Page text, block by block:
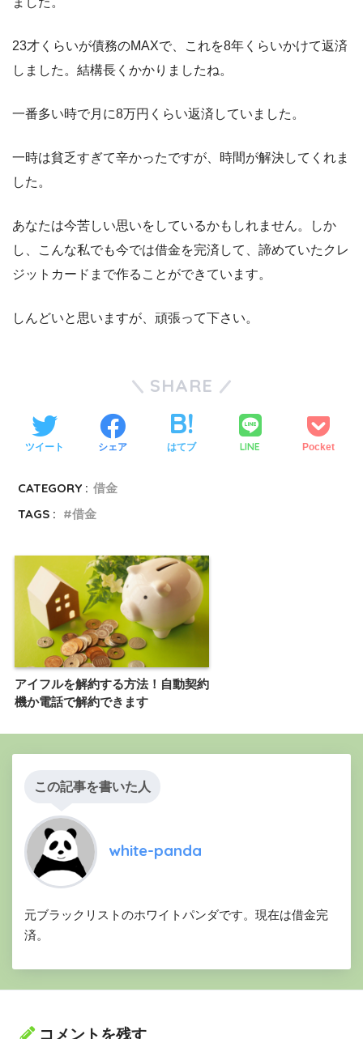
23才くらいが債務のMAXで、これを8年くらいかけて返済
しました。結構長くかかりましたね。
一番多い時で月に8万円くらい返済していました。
一時は貧乏すぎて辛かったですが、時間が解決してくれま
した。
あなたは今苦しい思いをしているかもしれません。しか
し、こんな私でも今では借金を完済して、諦めていたクレ
ジットカードまで作ることができています。
しんどいと思いますが、頑張って下さい。
SHARE
ツイート シェア はてブ LINE Pocket
CATEGORY : 借金
TAGS :
借金
アイフルを解約する方法！自動契約
機か電話で解約できます
この記事を書いた人
white-panda
元ブラックリストのホワイトパンダです。現在は借金完
済。
コメントを残す